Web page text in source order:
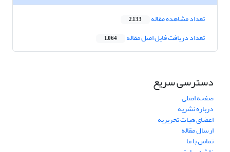
تعداد مشاهده مقاله 2,133
تعداد دریافت فایل اصل مقاله 1,064
دسترسی سریع
صفحه اصلی
درباره نشریه
اعضای هیات تحریریه
ارسال مقاله
تماس با ما